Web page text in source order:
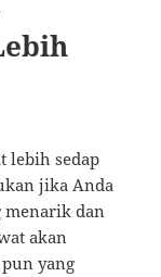
lebih sedap
jika Anda
dan
akan
yang